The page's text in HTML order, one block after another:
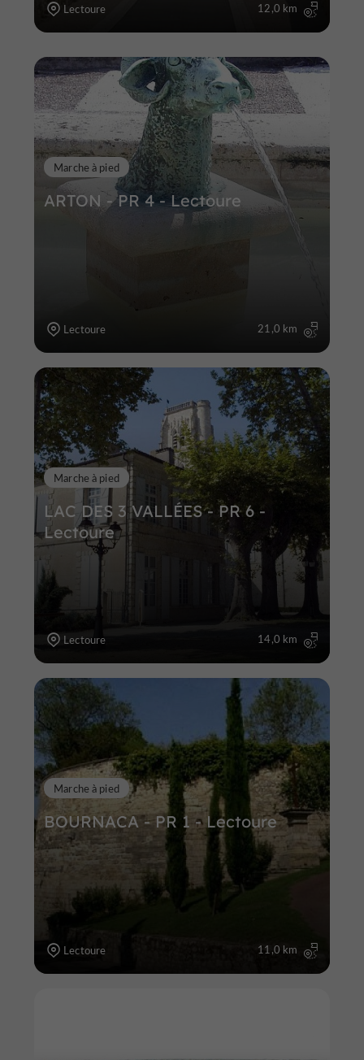
Lectoure 12,0 km
ARTON - PR 4 - Lectoure
Marche à pied
Lectoure 21,0 km
LAC DES 3 VALLÉES - PR 6 -
Lectoure
Marche à pied
Lectoure 14,0 km
BOURNACA - PR 1 - Lectoure
Marche à pied
Lectoure 11,0 km